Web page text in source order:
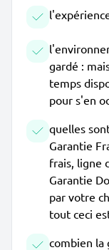
gardé :
temps
pour s'en
quelles
Garantie
frais, ligne
Garantie
par votre
tout ceci
combien la